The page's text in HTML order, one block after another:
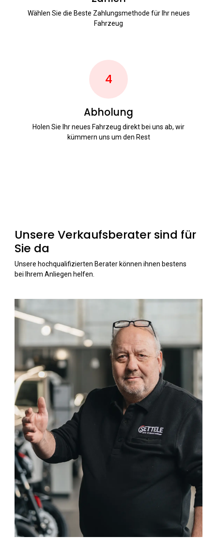
Wählen Sie die Beste Zahlungsmethode für Ihr neues
Fahrzeug
4
Abholung
Holen Sie Ihr neues Fahrzeug direkt bei uns ab, wir
kümmern uns um den Rest
Unsere Verkaufsberater sind für
Sie da
Unsere hochqualifizierten Berater können ihnen bestens
bei Ihrem Anliegen helfen.